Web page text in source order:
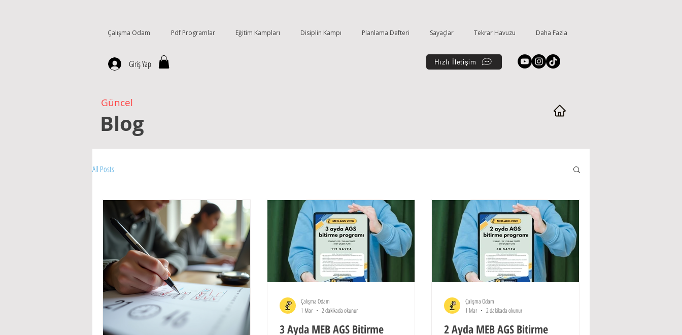
Giriş Yap Hızlı İletişim
Çalışma Odam Pdf Programlar Eğitim Kampları Disiplin Kampı Planlama Defteri Sayaçlar Tekrar Havuzu Daha Fazla
Güncel
Blog
All Posts
3 Ayda MEB AGS Bitirme
Çalışma Odam
1 Mar
2 dakikada okunur
2 Ayda MEB AGS Bitirme
Çalışma Odam
1 Mar
2 dakikada okunur